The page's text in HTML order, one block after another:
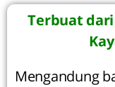
Terbuat dari
Mengandung